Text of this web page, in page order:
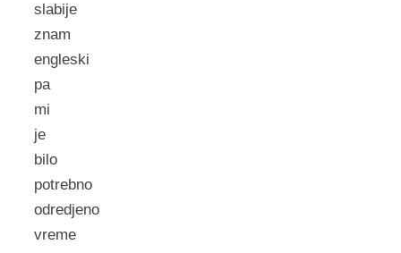
slabije
znam
engleski
pa
mi
je
bilo
potrebno
odredjeno
vreme